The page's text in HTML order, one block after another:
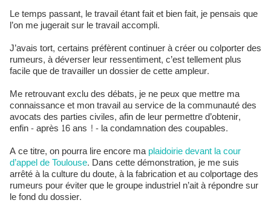
Le temps passant, le travail étant fait et bien fait, je pensais que
l’on me jugerait sur le travail accompli.
J’avais tort, certains préfèrent continuer à créer ou colporter des
rumeurs, à déverser leur ressentiment, c’est tellement plus
facile que de travailler un dossier de cette ampleur.
Me retrouvant exclu des débats, je ne peux que mettre ma
connaissance et mon travail au service de la communauté des
avocats des parties civiles, afin de leur permettre d’obtenir,
enfin - après 16 ans ! - la condamnation des coupables.
A ce titre, on pourra lire encore maplaidoirie devant la cour
d’appel de Toulouse. Dans cette démonstration, je me suis
arrêté à la culture du doute, à la fabrication et au colportage des
rumeurs pour éviter que le groupe industriel n’ait à répondre sur
le fond du dossier.